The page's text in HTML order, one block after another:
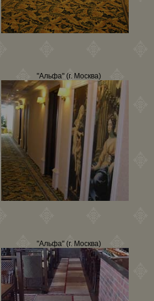
"Альфа" (г. Москва)
"Альфа" (г. Москва)